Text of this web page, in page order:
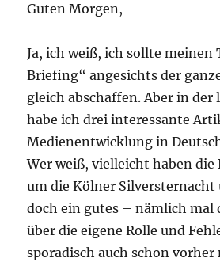
Guten Morgen,
Ja, ich weiß, ich sollte
Briefing“ angesichts der
gleich abschaffen. Aber in der
habe ich drei interessante
Medienentwicklung in
Wer weiß, vielleicht haben
um die Kölner Silversternacht
doch ein gutes – nämlich mal
über die eigene Rolle und
sporadisch auch schon